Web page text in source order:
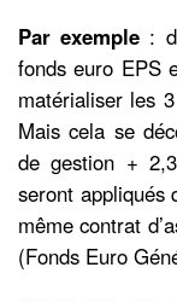
Par exemple :
fonds euro EPS
matérialiser les
Mais cela se
de gestion +
seront appliqués
même contrat
(Fonds Euro